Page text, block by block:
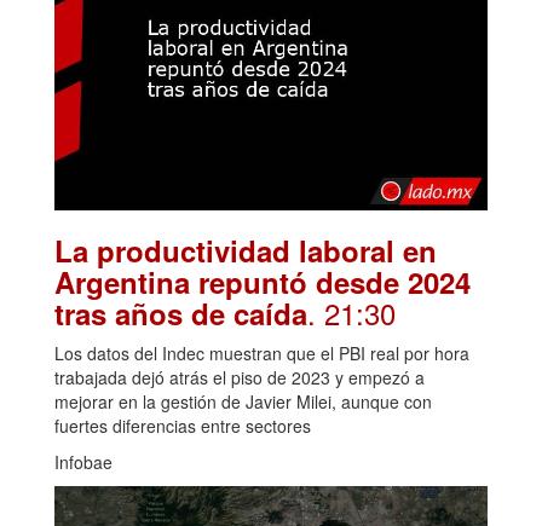
La productividad laboral en
Argentina repuntó desde 2024
tras años de caída. 21:30
Los datos del Indec muestran que el PBI real por hora
trabajada dejó atrás el piso de 2023 y empezó a
mejorar en la gestión de Javier Milei, aunque con
fuertes diferencias entre sectores
Infobae